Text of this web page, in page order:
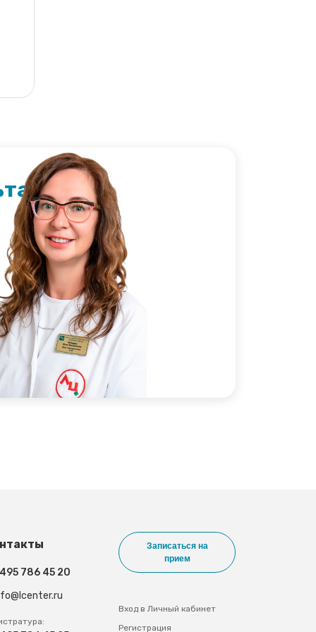
786 45 20
Записаться на
прием
Вход в Личный кабинет
Регистрация